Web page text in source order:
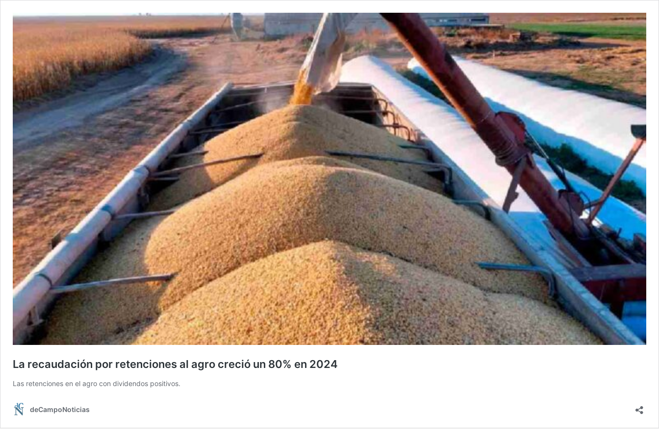
La recaudación por retenciones al agro creció un 80% en 2024
Las retenciones en el agro con dividendos positivos.
deCampoNoticias